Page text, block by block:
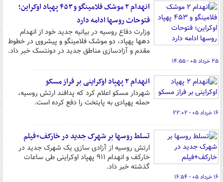
انهدام ۲ موشک فلامینگو و ۴۵۳ پهپاد اوکراین؛
فتوحات روسها ادامه دارد
وزارت دفاع روسیه در بیانیه جدید خود از انهدام
دهها پهپاد، دو موشک فلامینگو و پیشروی در خطوط
مقدم و آزادسازی مناطق جدید در دونتسک خبر داد.
۲۵ خرداد ۰۵ - ۱۴:۵۵
انهدام ۲ پهپاد اوکراینی بر فراز مسکو
شهردار مسکو اعلام کرد که پدافند ارتش روسیه،
حمله پهپادی به پایتخت را دفع کرده است.
۱۶ خرداد ۰۵ - ۲۲:۰۲
تسلط روسها بر شهرک جدید در خارکف+فیلم
ارتش روسیه از آزادی سازی یک شهرک جدید در
خارکف و انهدام ۹۱۱ پهپاد اوکراینی طی ساعات
گذشته خبر داد.
۱۶ خرداد ۰۵ - ۱۶:۵۴